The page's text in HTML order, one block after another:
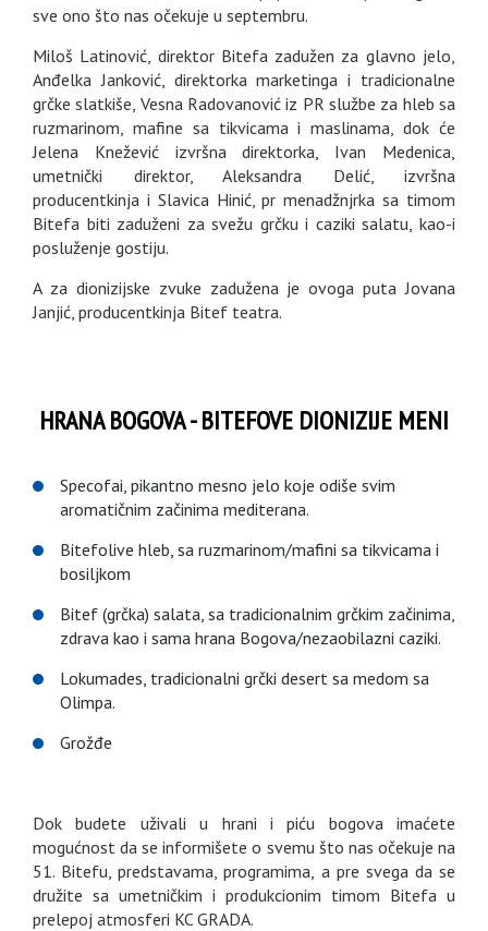
sve ono što nas očekuje u septembru.
Miloš Latinović, direktor Bitefa zadužen za glavno jelo,
Anđelka Janković, direktorka marketinga i tradicionalne
grčke slatkiše, Vesna Radovanović iz PR službe za hleb sa
ruzmarinom, mafine sa tikvicama i maslinama, dok će
Jelena Knežević izvršna direktorka, Ivan Medenica,
umetnički direktor, Aleksandra Delić, izvršna
producentkinja i Slavica Hinić, pr menadžnjrka sa timom
Bitefa biti zaduženi za svežu grčku i caziki salatu, kao-i
posluženje gostiju.
A za dionizijske zvuke zadužena je ovoga puta Jovana
Janjić, producentkinja Bitef teatra.
HRANA BOGOVA - BITEFOVE DIONIZIJE MENI
Specofai, pikantno mesno jelo koje odiše svim
aromatičnim začinima mediterana.
Bitefolive hleb, sa ruzmarinom/mafini sa tikvicama i
bosiljkom
Bitef (grčka) salata, sa tradicionalnim grčkim začinima,
zdrava kao i sama hrana Bogova/nezaobilazni caziki.
Lokumades, tradicionalni grčki desert sa medom sa
Olimpa.
Grožđe
Dok budete uživali u hrani i piću bogova imaćete
mogućnost da se informišete o svemu što nas očekuje na
51. Bitefu, predstavama, programima, a pre svega da se
družite sa umetničkim i produkcionim timom Bitefa u
prelepoj atmosferi KC GRADA.